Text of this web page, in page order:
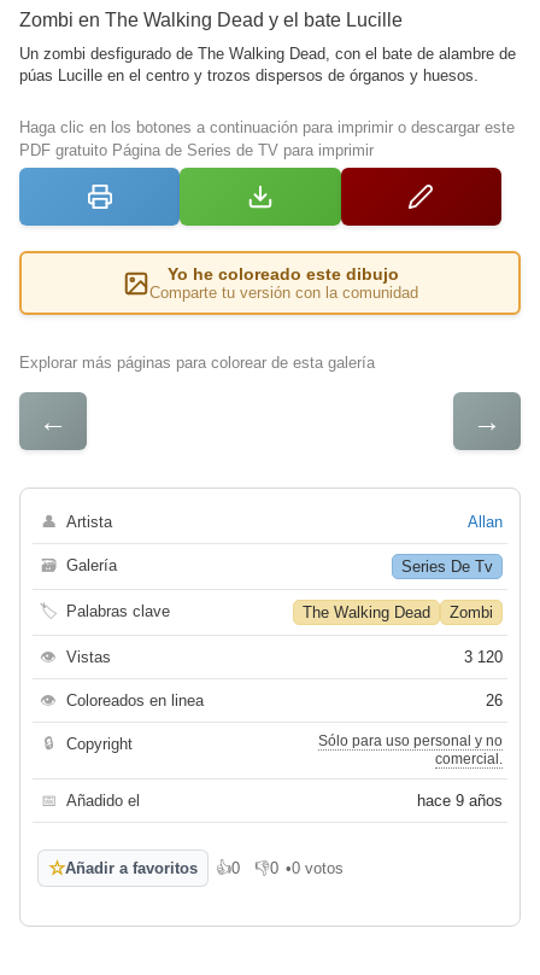
Zombi en The Walking Dead y el bate Lucille
Un zombi desfigurado de The Walking Dead, con el bate de alambre de
púas Lucille en el centro y trozos dispersos de órganos y huesos.
Haga clic en los botones a continuación para imprimir o descargar este
PDF gratuito Página de Series de TV para imprimir
Yo he coloreado este dibujo
Comparte tu versión con la comunidad
Explorar más páginas para colorear de esta galería
← →
👤 Artista Allan
🗃 Galería Series De Tv
🏷 Palabras clave The Walking Dead Zombi
👁 Vistas 3 120
👁 Coloreados en linea 26
🔒 Copyright
Sólo para uso personal y no
comercial.
📅 Añadido el hace 9 años
☆Añadir a favoritos 👍0
Me gusta
👎0
No me gusta
•0 votos